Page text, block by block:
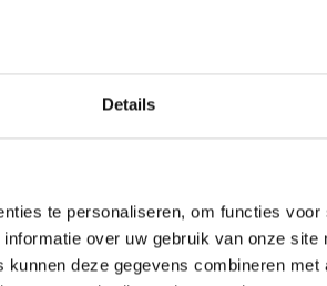
Details
te personaliseren, om functies
over uw gebruik van onze
deze gegevens combineren